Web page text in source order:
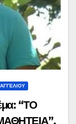
“ΤΟ